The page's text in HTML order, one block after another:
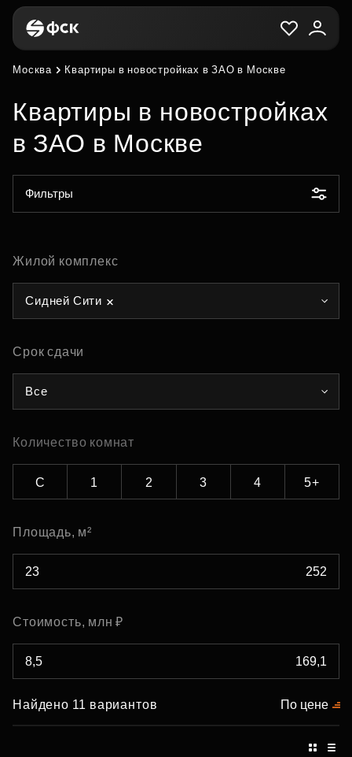
Москва Квартиры в новостройках в ЗАО в Москве
Квартиры в новостройках
в ЗАО в Москве
Фильтры
Жилой комплекс
Сидней Сити
Срок сдачи
Все
Количество комнат
С 1 2 3 4 5+
Площадь, м²
Стоимость, млн ₽
Найдено 11 вариантов По цене